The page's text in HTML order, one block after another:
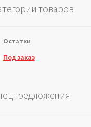
товаров
Остатки
Под заказ